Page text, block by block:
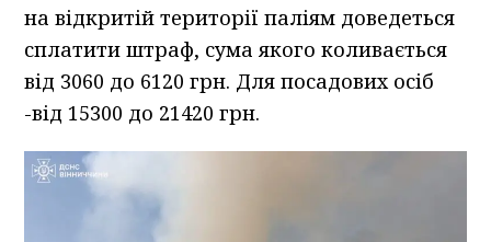
на відкритій території паліям доведеться
сплатити штраф, сума якого коливається
від 3060 до 6120 грн. Для посадових осіб
-від 15300 до 21420 грн.